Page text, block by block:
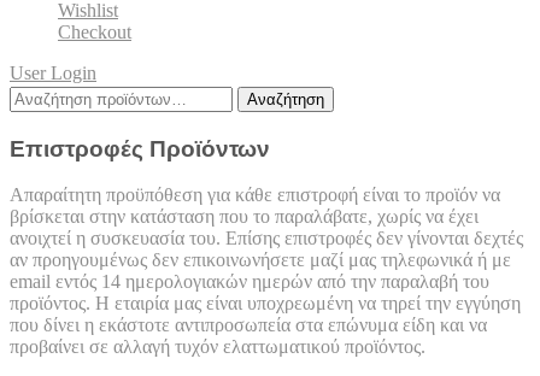
Wishlist
Checkout
User Login
Αναζήτηση
Αναζήτηση
Επιστροφές Προϊόντων
Απαραίτητη προϋπόθεση για κάθε επιστροφή είναι το προϊόν να
βρίσκεται στην κατάσταση που το παραλάβατε, χωρίς να έχει
ανοιχτεί η συσκευασία του. Επίσης επιστροφές δεν γίνονται δεχτές
αν προηγουμένως δεν επικοινωνήσετε μαζί μας τηλεφωνικά ή με
email εντός 14 ημερολογιακών ημερών από την παραλαβή του
προϊόντος. Η εταιρία μας είναι υποχρεωμένη να τηρεί την εγγύηση
που δίνει η εκάστοτε αντιπροσωπεία στα επώνυμα είδη και να
προβαίνει σε αλλαγή τυχόν ελαττωματικού προϊόντος.